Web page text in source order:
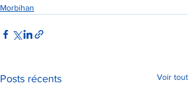
Morbihan
Posts récents Voir tout